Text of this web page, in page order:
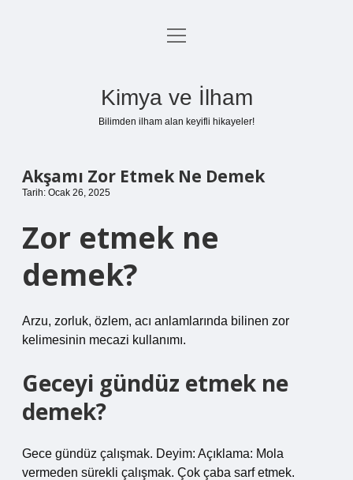
Anasayfa
menüyü
Kimya ve İlham
Bilimden ilham alan keyifli hikayeler!
Akşamı Zor Etmek Ne Demek
Tarih: Ocak 26, 2025
Zor etmek ne
demek?
Arzu, zorluk, özlem, acı anlamlarında bilinen zor
kelimesinin mecazi kullanımı.
Geceyi gündüz etmek ne
demek?
Gece gündüz çalışmak. Deyim: Açıklama: Mola
vermeden sürekli çalışmak. Çok çaba sarf etmek.